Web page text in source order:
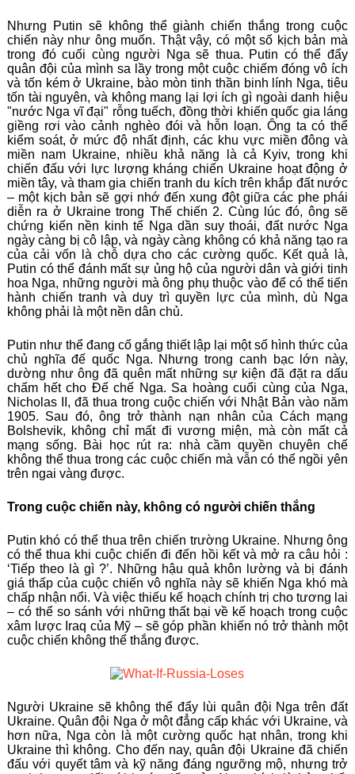
Nhưng Putin sẽ không thể giành chiến thắng trong cuộc
chiến này như ông muốn. Thật vậy, có một số kịch bản mà
trong đó cuối cùng người Nga sẽ thua. Putin có thể đẩy
quân đội của mình sa lầy trong một cuộc chiếm đóng vô ích
và tốn kém ở Ukraine, bào mòn tinh thần binh lính Nga, tiêu
tốn tài nguyên, và không mang lại lợi ích gì ngoài danh hiệu
"nước Nga vĩ đại" rỗng tuếch, đồng thời khiến quốc gia láng
giềng rơi vào cảnh nghèo đói và hỗn loạn. Ông ta có thể
kiểm soát, ở mức độ nhất định, các khu vực miền đông và
miền nam Ukraine, nhiều khả năng là cả Kyiv, trong khi
chiến đấu với lực lượng kháng chiến Ukraine hoạt động ở
miền tây, và tham gia chiến tranh du kích trên khắp đất nước
– một kịch bản sẽ gợi nhớ đến xung đột giữa các phe phái
diễn ra ở Ukraine trong Thế chiến 2. Cùng lúc đó, ông sẽ
chứng kiến nền kinh tế Nga dần suy thoái, đất nước Nga
ngày càng bị cô lập, và ngày càng không có khả năng tạo ra
của cải vốn là chỗ dựa cho các cường quốc. Kết quả là,
Putin có thể đánh mất sự ủng hộ của người dân và giới tinh
hoa Nga, những người mà ông phụ thuộc vào để có thể tiến
hành chiến tranh và duy trì quyền lực của mình, dù Nga
không phải là một nền dân chủ.
Putin như thể đang cố gắng thiết lập lại một số hình thức của
chủ nghĩa đế quốc Nga. Nhưng trong canh bạc lớn này,
dường như ông đã quên mất những sự kiện đã đặt ra dấu
chấm hết cho Đế chế Nga. Sa hoàng cuối cùng của Nga,
Nicholas II, đã thua trong cuộc chiến với Nhật Bản vào năm
1905. Sau đó, ông trở thành nạn nhân của Cách mạng
Bolshevik, không chỉ mất đi vương miện, mà còn mất cả
mạng sống. Bài học rút ra: nhà cầm quyền chuyên chế
không thể thua trong các cuộc chiến mà vẫn có thể ngồi yên
trên ngai vàng được.
Trong cuộc chiến này, không có người chiến thắng
Putin khó có thể thua trên chiến trường Ukraine. Nhưng ông
có thể thua khi cuộc chiến đi đến hồi kết và mở ra câu hỏi :
‘Tiếp theo là gì ?’. Những hậu quả khôn lường và bị đánh
giá thấp của cuộc chiến vô nghĩa này sẽ khiến Nga khó mà
chấp nhận nổi. Và việc thiếu kế hoạch chính trị cho tương lai
– có thể so sánh với những thất bại về kế hoạch trong cuộc
xâm lược Iraq của Mỹ – sẽ góp phần khiến nó trở thành một
cuộc chiến không thể thắng được.
Người Ukraine sẽ không thể đẩy lùi quân đội Nga trên đất
Ukraine. Quân đội Nga ở một đẳng cấp khác với Ukraine, và
hơn nữa, Nga còn là một cường quốc hạt nhân, trong khi
Ukraine thì không. Cho đến nay, quân đội Ukraine đã chiến
đấu với quyết tâm và kỹ năng đáng ngưỡng mộ, nhưng trở